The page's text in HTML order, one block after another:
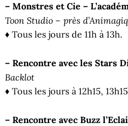
– Monstres et Cie –
Toon Studio – près
♦ Tous les jours de 11h à 13h.
– Rencontre avec les Stars
Backlot
♦ Tous les jours à 12h15,
– Rencontre avec Buzz